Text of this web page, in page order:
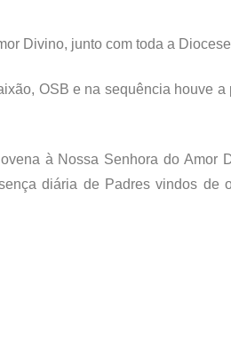
Divino, junto com toda a
OSB e na sequência houve
à Nossa Senhora do Amor
diária de Padres vindos de